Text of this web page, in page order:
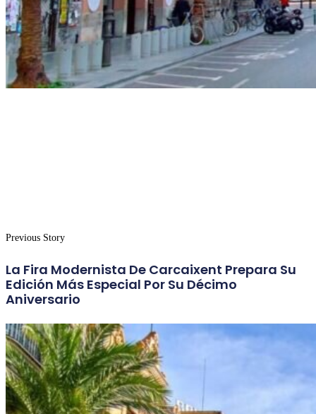
Previous Story
La Fira Modernista De Carcaixent Prepara Su
Edición Más Especial Por Su Décimo
Aniversario